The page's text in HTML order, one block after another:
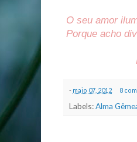
O seu amor
Porque acho
- maio 07, 2012 8
Labels:Alma